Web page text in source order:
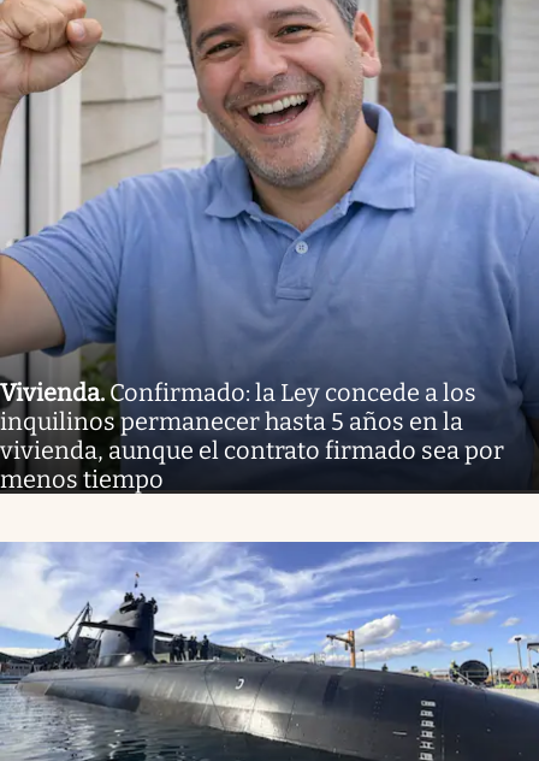
Vivienda.Confirmado: la Ley concede a los
inquilinos permanecer hasta 5 años en la
vivienda, aunque el contrato firmado sea por
menos tiempo